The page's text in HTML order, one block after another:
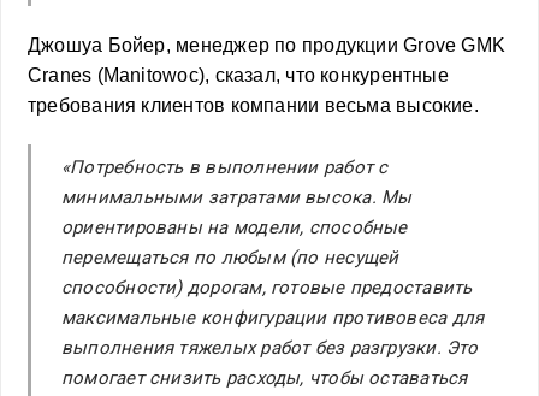
Джошуа Бойер, менеджер по продукции Grove GMK
Cranes (Manitowoc), сказал, что конкурентные
требования клиентов компании весьма высокие.
«Потребность в выполнении работ с
минимальными затратами высока. Мы
ориентированы на модели, способные
перемещаться по любым (по несущей
способности) дорогам, готовые предоставить
максимальные конфигурации противовеса для
выполнения тяжелых работ без разгрузки. Это
помогает снизить расходы, чтобы оставаться